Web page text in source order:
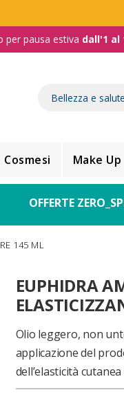
per pausa estiva dall'1 al
Cosmesi Make Up
OFFERTE
145 ML
EUPHIDRA
Olio leggero, non
applicazione del
dell’elasticità